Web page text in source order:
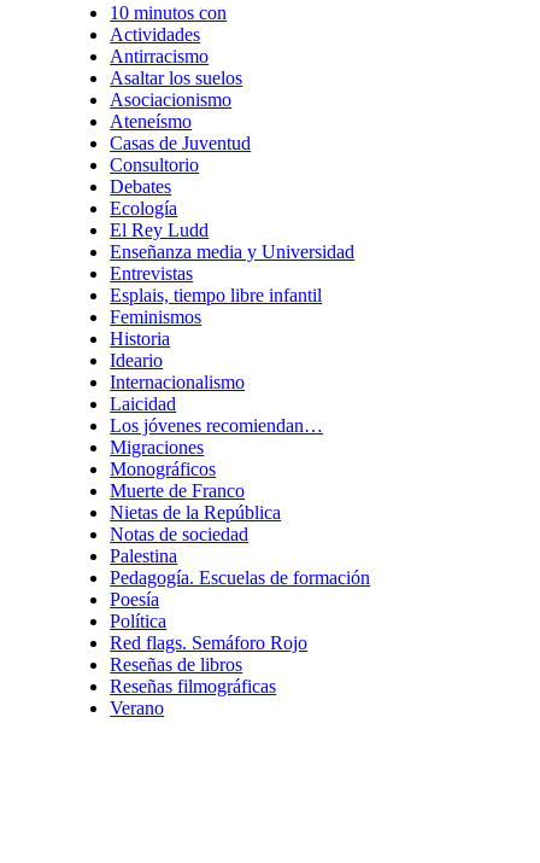
10 minutos con
Actividades
Antirracismo
Asaltar los suelos
Asociacionismo
Ateneísmo
Casas de Juventud
Consultorio
Debates
Ecología
El Rey Ludd
Enseñanza media y Universidad
Entrevistas
Esplais, tiempo libre infantil
Feminismos
Historia
Ideario
Internacionalismo
Laicidad
Los jóvenes recomiendan…
Migraciones
Monográficos
Muerte de Franco
Nietas de la República
Notas de sociedad
Palestina
Pedagogía. Escuelas de formación
Poesía
Política
Red flags. Semáforo Rojo
Reseñas de libros
Reseñas filmográficas
Verano